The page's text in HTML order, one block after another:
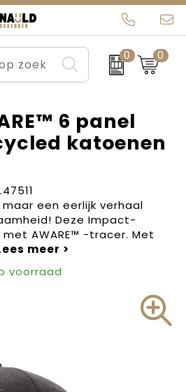
0 0
6 panel
katoenen
een eerlijk verhaal
Deze Impact-
AWARE™ -tracer. Met
voorraad